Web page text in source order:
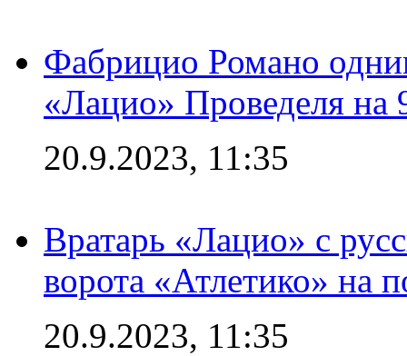
Фабрицио Романо
«Лацио» Проведеля на
20.9.2023, 11:35
Вратарь «Лацио» с
ворота «Атлетико» на
20.9.2023, 11:35